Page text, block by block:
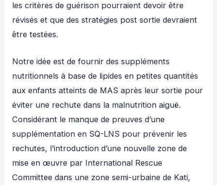
les critères de guérison pourraient devoir être
révisés et que des stratégies post sortie devraient
être testées.
Notre idée est de fournir des suppléments
nutritionnels à base de lipides en petites quantités
aux enfants atteints de MAS après leur sortie pour
éviter une rechute dans la malnutrition aiguë.
Considérant le manque de preuves d’une
supplémentation en SQ-LNS pour prévenir les
rechutes, l’introduction d’une nouvelle zone de
mise en œuvre par International Rescue
Committee dans une zone semi-urbaine de Kati,